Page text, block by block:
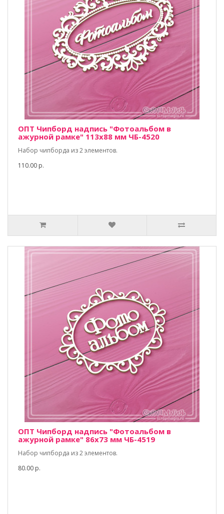
ОПТ Чипборд надпись "Фотоальбом в
ажурной рамке" 113х88 мм ЧБ-4520
Набор чипборда из 2 элементов.
110.00 р.
ОПТ Чипборд надпись "Фотоальбом в
ажурной рамке" 86х73 мм ЧБ-4519
Набор чипборда из 2 элементов.
80.00 р.